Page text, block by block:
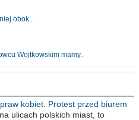
obok..
Wojtkowskim mamy..
kobiet. Protest przed biurem
PiSulicach polskich miast, to